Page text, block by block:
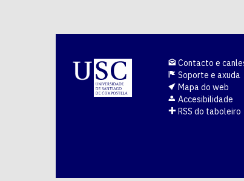
Contacto e
Soporte e axuda
Mapa do web
Accesibilidade
RSS do taboleiro